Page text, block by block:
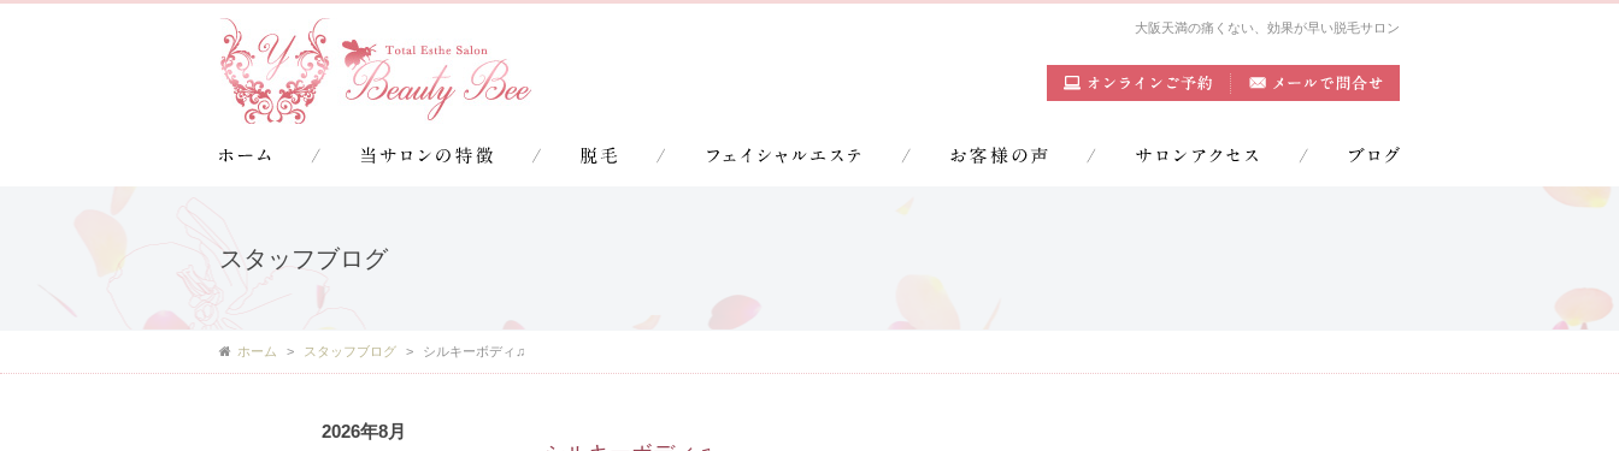
大阪天満の痛くない、効果が早い脱毛サロン
スタッフブログ
ホーム スタッフブログ シルキーボディ♫
2026年8月